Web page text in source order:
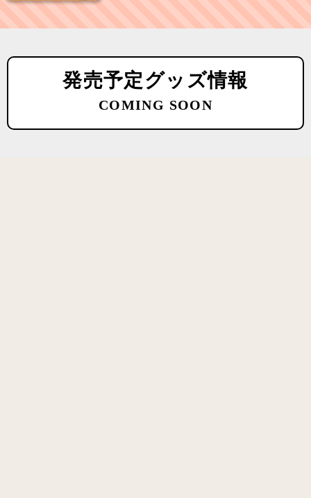
発売予定グッズ情報
COMING SOON